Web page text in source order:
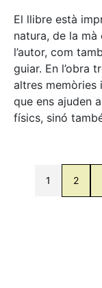
El llibre està
natura, de la
l’autor, com
guiar. En l’obra
altres memòries
que ens ajuden
físics, sinó
1 2